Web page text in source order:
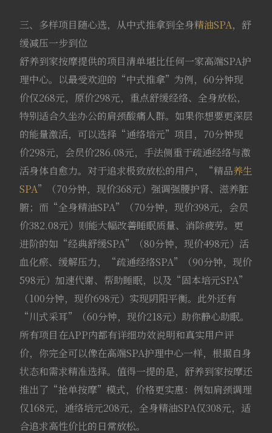
三、多样项目随心选，从中式推拿到全身精油SPA，舒
缓减压一步到位
舒养到家按摩提供的项目清单堪比任何一家高端SPA护
理中心。以最受欢迎的“中式推拿”为例，60分钟现
价仅268元，原价298元，重点舒缓经络、全身放松，
特别适合久坐办公的肩颈酸痛人群。如果你想要更深层
的能量激活，可以选择“通络培元”项目，70分钟现
价298元，会员价286.08元，手法侧重于疏通经络与激
活身体自愈力。对于追求极致放松的用户，“精品养生
SPA”（70分钟，现价368元）强调强腰护肾、滋养脏
腑；而“全身精油SPA”（70分钟，现价398元，会员
价382.08元）则能大幅改善睡眠质量、消除疲劳。更
进阶的如“经典舒缓SPA”（80分钟，现价498元）活
血化瘀、缓解压力，“疏通经络SPA”（90分钟，现价
598元）加速代谢、帮助睡眠，以及“固本培元SPA”
（100分钟，现价698元）实现阴阳平衡。此外还有
“川式采耳”（60分钟，现价218元）助你静心助眠。
所有项目在APP内都有详细功效说明和真实用户评
价，你完全可以像在高端SPA护理中心一样，根据自身
状态和需求精准选择。值得一提的是，舒养到家按摩还
推出了“抢单按摩”模式，价格更实惠：例如肩颈调理
仅168元，通络培元208元，全身精油SPA仅308元，适
合追求高性价比的日常放松。